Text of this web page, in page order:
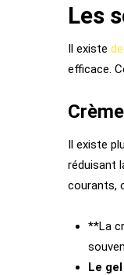
Les
Il existe
efficace.
Il existe
réduisant
courants,
**La
Le